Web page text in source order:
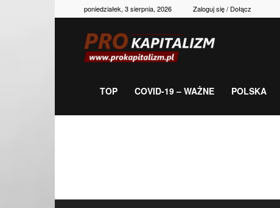
poniedziałek, 3 sierpnia, 2026 Zaloguj się / Dołącz
gospodarka,
TOP COVID-19 – WAŻNE POLSKA